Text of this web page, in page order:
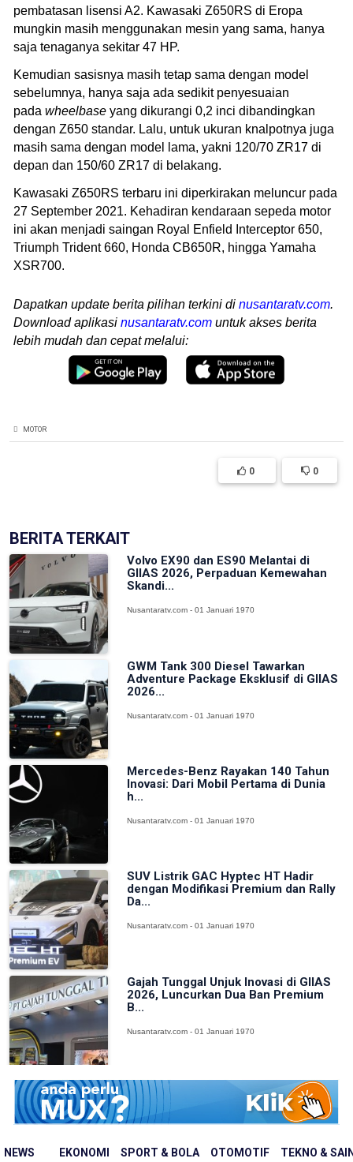
NEWS EKONOMI SPORT & BOLA OTOMOTIF TEKNO &
pembatasan lisensi A2. Kawasaki Z650RS di Eropa
mungkin masih menggunakan mesin yang sama, hanya
saja tenaganya sekitar 47 HP.
Kemudian sasisnya masih tetap sama dengan model
sebelumnya, hanya saja ada sedikit penyesuaian
pada wheelbase yang dikurangi 0,2 inci dibandingkan
dengan Z650 standar. Lalu, untuk ukuran knalpotnya juga
masih sama dengan model lama, yakni 120/70 ZR17 di
depan dan 150/60 ZR17 di belakang.
Kawasaki Z650RS terbaru ini diperkirakan meluncur pada
27 September 2021. Kehadiran kendaraan sepeda motor
ini akan menjadi saingan Royal Enfield Interceptor 650,
Triumph Trident 660, Honda CB650R, hingga Yamaha
XSR700.
Dapatkan update berita pilihan terkini di nusantaratv.com.
Download aplikasi nusantaratv.com untuk akses berita
lebih mudah dan cepat melalui:
MOTOR
0 0
BERITA TERKAIT
Volvo EX90 dan ES90 Melantai di
GIIAS 2026, Perpaduan Kemewahan
Skandi...
Nusantaratv.com - 01 Januari 1970
GWM Tank 300 Diesel Tawarkan
Adventure Package Eksklusif di GIIAS
2026...
Nusantaratv.com - 01 Januari 1970
Mercedes-Benz Rayakan 140 Tahun
Inovasi: Dari Mobil Pertama di Dunia
h...
Nusantaratv.com - 01 Januari 1970
SUV Listrik GAC Hyptec HT Hadir
dengan Modifikasi Premium dan Rally
Da...
Nusantaratv.com - 01 Januari 1970
Gajah Tunggal Unjuk Inovasi di GIIAS
2026, Luncurkan Dua Ban Premium
B...
Nusantaratv.com - 01 Januari 1970